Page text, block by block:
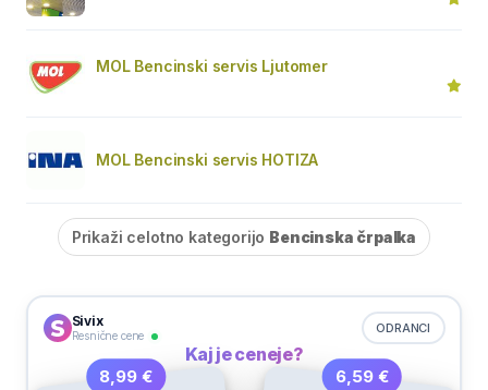
MOL Bencinski servis Ljutomer
MOL Bencinski servis HOTIZA
Prikaži celotno kategorijo Bencinska črpalka
Sivix
Resnične cene
ODRANCI
Kaj je ceneje?
8,99 € 6,59 €